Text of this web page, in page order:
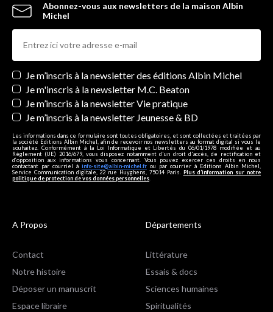
Abonnez-vous aux newsletters de la maison Albin
Michel
Newsletters
Je m’inscris à la newsletter des éditions Albin Michel
Je m'inscris à la newsletter M.C. Beaton
Je m’inscris à la newsletter Vie pratique
Je m’inscris à la newsletter Jeunesse & BD
Les informations dans ce formulaire sont toutes obligatoires, et sont collectées et traitées par
la société Editions Albin Michel, afin de recevoir nos newsletters au format digital si vous le
souhaitez. Conformément à la Loi Informatique et Libertés du 06/01/1978 modifiée et au
Règlement (UE) 2016/679, vous disposez notamment d'un droit d'accès, de rectification et
d’opposition aux informations vous concernant. Vous pouvez exercer ces droits en nous
contactant par courriel à info-site@albin-michel.fr ou par courrier à Editions Albin Michel,
Service Communication digitale, 22 rue Huyghens, 75014 Paris. Plus d’information sur notre
politique de protection de vos données personnelles
A Propos
Contact
Notre histoire
Déposer un manuscrit
Espace libraire
Départements
Littérature
Essais & docs
Sciences humaines
Spiritualités